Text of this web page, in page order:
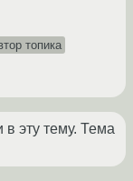
топика
эту тему. Тема